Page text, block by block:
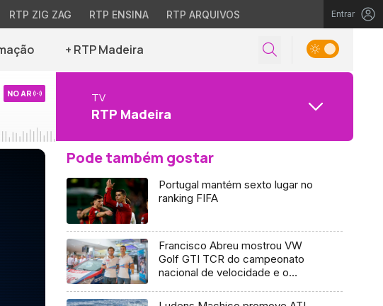
RTP ZIG ZAG RTP ENSINA RTP ARQUIVOS Entrar
+ RTP Madeira
NO AR TV
RTP Madeira
Pode também gostar
Portugal mantém sexto lugar no
ranking FIFA
Francisco Abreu mostrou VW
Golf GTI TCR do campeonato
nacional de velocidade e o
Vinho Madeira